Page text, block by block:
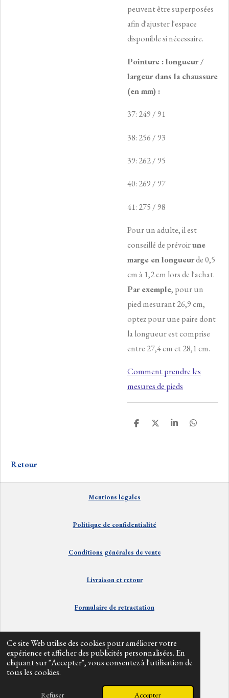
Ce site Web utilise des cookies pour améliorer votre
expérience et afficher des publicités personnalisées. En
cliquant sur "Accepter", vous consentez à l'utilisation de
tous les cookies.
Refuser Accepter
peuvent être superposées
afin d'ajuster l'espace
disponible si nécessaire.
Pointure : longueur /
largeur dans la chaussure
(en mm) :
37: 249 / 91
38: 256 / 93
39: 262 / 95
40: 269 / 97
41: 275 / 98
Pour un adulte, il est
conseillé de prévoirune
marge en longueurde 0,5
cm à 1,2 cm lors de l'achat.
Par exemple, pour un
pied mesurant 26,9 cm,
optez pour une paire dont
la longueur est comprise
entre 27,4 cm et 28,1 cm.
Comment prendre les
mesures de pieds
P
P
P
P
Retour
Mentions légales
Politique de confidentialité
Conditions générales de vente
Livraison etretour
Formulaire de retractation
Info divers
Webador